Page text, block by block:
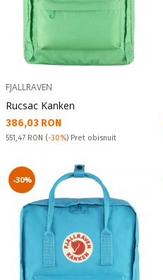
FJALLRAVEN
Rucsac Kanken
Текуща цена:
386,03 RON
Pret obisnuit:
551,47 RON (-30%) Pret obisnuit
-30%